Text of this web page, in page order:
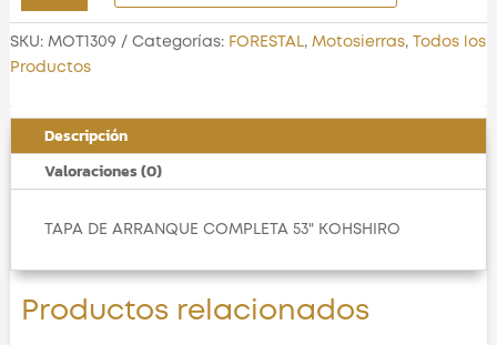
ARRANQUE
COMPLETA
53"
cantidad
SKU: MOT1309 Categorías: FORESTAL, Motosierras, Todos los
Productos
Descripción
Valoraciones (0)
TAPA DE ARRANQUE COMPLETA 53" KOHSHIRO
Productos relacionados